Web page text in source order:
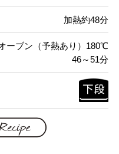
加熱約48分
ーブン（予熱あり）180℃
46～51分